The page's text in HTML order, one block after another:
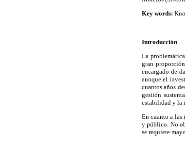
Key words:
Introducción
La
gran
encargado de
aunque el
cuantos años
gestión
estabilidad y la
En cuanto a las
y público. No
se requiere